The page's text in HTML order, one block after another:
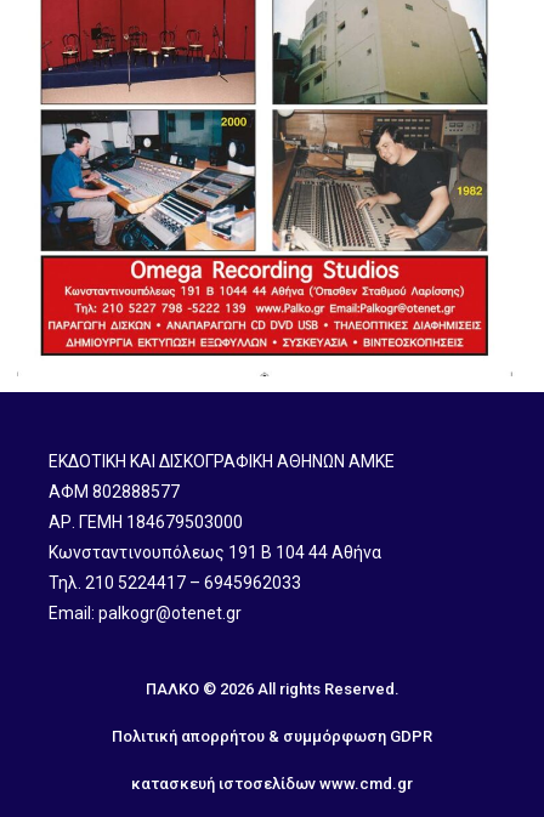
ΕΚΔΟΤΙΚΗ ΚΑΙ ΔΙΣΚΟΓΡΑΦΙΚΗ ΑΘΗΝΩΝ ΑΜΚΕ
ΑΦΜ 802888577
ΑΡ. ΓΕΜΗ 184679503000
Κωνσταντινουπόλεως 191 B 104 44 Αθήνα
Τηλ. 210 5224417 – 6945962033
Email: palkogr@otenet.gr
ΠΑΛΚΟ © 2026 All rights Reserved.
Πολιτική απορρήτου & συμμόρφωση GDPR
κατασκευή ιστοσελίδων www.cmd.gr